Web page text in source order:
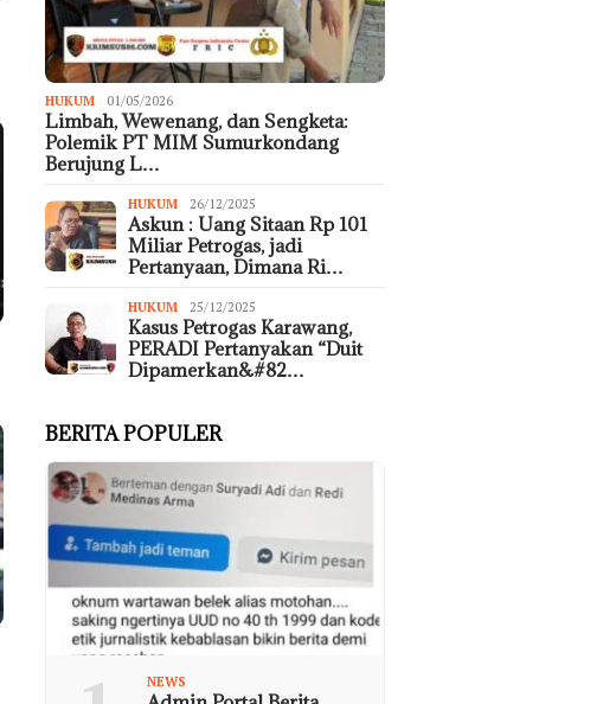
HUKUM 01/05/2026
Limbah, Wewenang, dan Sengketa:
Polemik PT MIM Sumurkondang
Berujung L…
HUKUM 26/12/2025
Askun : Uang Sitaan Rp 101
Miliar Petrogas, jadi
Pertanyaan, Dimana Ri…
HUKUM 25/12/2025
Kasus Petrogas Karawang,
PERADI Pertanyakan “Duit
Dipamerkan&#82…
BERITA POPULER
NEWS